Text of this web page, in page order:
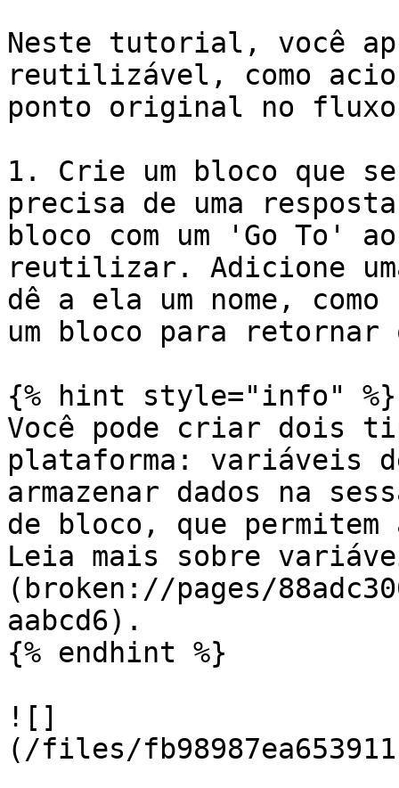
Neste tutorial, você
reutilizável, como
ponto original no
1. Crie um bloco que
precisa de uma
bloco com um 'Go To'
reutilizar. Adicione
dê a ela um nome,
um bloco para
{% hint style="info" %}
Você pode criar dois
plataforma: variáveis
armazenar dados na
de bloco, que
Leia mais sobre
(broken://pages/
aabcd6).
{% endhint %}
![]
(/files/